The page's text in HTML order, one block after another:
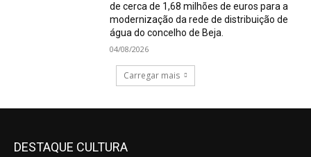
de cerca de 1,68 milhões de euros para a
modernização da rede de distribuição de
água do concelho de Beja.
04/08/2026
Carregar mais
DESTAQUE CULTURA